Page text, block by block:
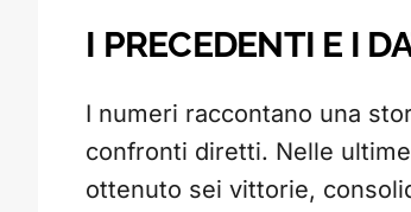
I PRECEDENTI E I
I numeri raccontano una
confronti diretti. Nelle
ottenuto sei vittorie,